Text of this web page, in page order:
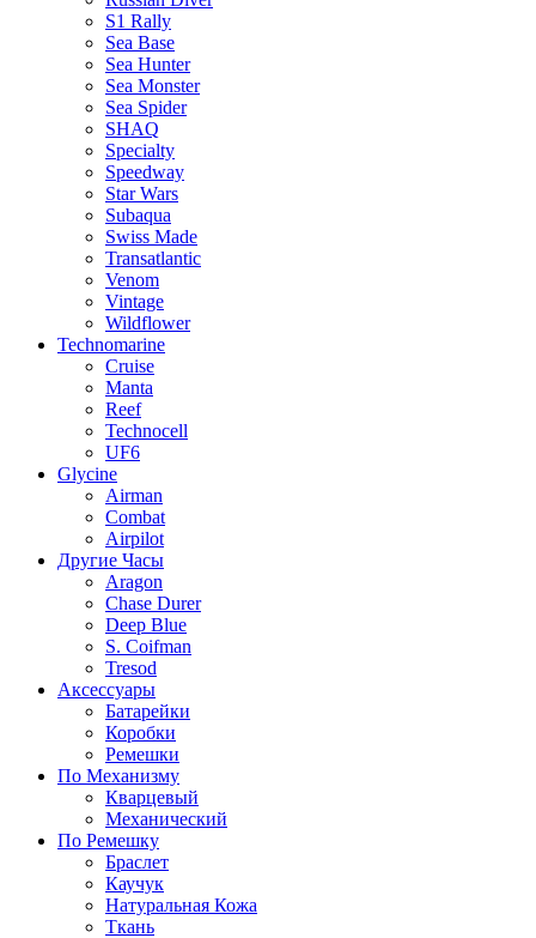
S1 Rally
Sea Base
Sea Hunter
Sea Monster
Sea Spider
SHAQ
Specialty
Speedway
Star Wars
Subaqua
Swiss Made
Transatlantic
Venom
Vintage
Wildflower
Technomarine
Cruise
Manta
Reef
Technocell
UF6
Glycine
Airman
Combat
Airpilot
Другие Часы
Aragon
Chase Durer
Deep Blue
S. Coifman
Tresod
Аксессуары
Батарейки
Коробки
Ремешки
По Механизму
Кварцевый
Механический
По Ремешку
Браслет
Каучук
Натуральная Кожа
Ткань